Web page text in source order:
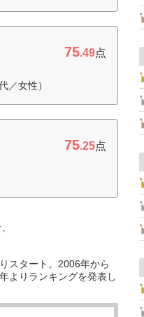
75.49点
／女性）
75.25点
スタート。2006年から
よりランキングを発表し